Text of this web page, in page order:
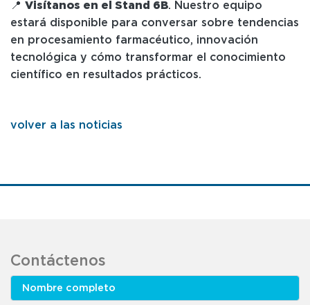
📍 Visítanos en el Stand 6B. Nuestro equipo
estará disponible para conversar sobre tendencias
en procesamiento farmacéutico, innovación
tecnológica y cómo transformar el conocimiento
científico en resultados prácticos.
volver a las noticias
Contáctenos